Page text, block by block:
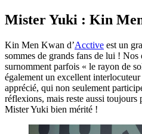
Mister Yuki : Kin
Kin Men Kwan d’Acctive est un
sommes de grands fans de lui !
surnomment parfois « le rayon de
également un excellent
apprécié, qui non seulement
réflexions, mais reste aussi
Mister Yuki bien mérité !